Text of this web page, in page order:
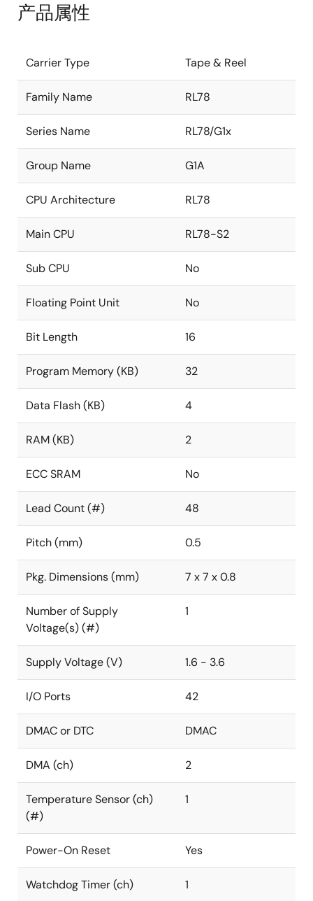
产品属性
Carrier Type Tape & Reel
Family Name RL78
Series Name RL78/G1x
Group Name G1A
CPU Architecture RL78
Main CPU RL78-S2
Sub CPU No
Floating Point Unit No
Bit Length 16
Program Memory (KB) 32
Data Flash (KB) 4
RAM (KB) 2
ECC SRAM No
Lead Count (#) 48
Pitch (mm) 0.5
Pkg. Dimensions (mm) 7 x 7 x 0.8
Number of Supply
Voltage(s) (#)
1
Supply Voltage (V) 1.6 - 3.6
I/O Ports 42
DMAC or DTC DMAC
DMA (ch) 2
Temperature Sensor (ch)
(#)
1
Power-On Reset Yes
Watchdog Timer (ch) 1